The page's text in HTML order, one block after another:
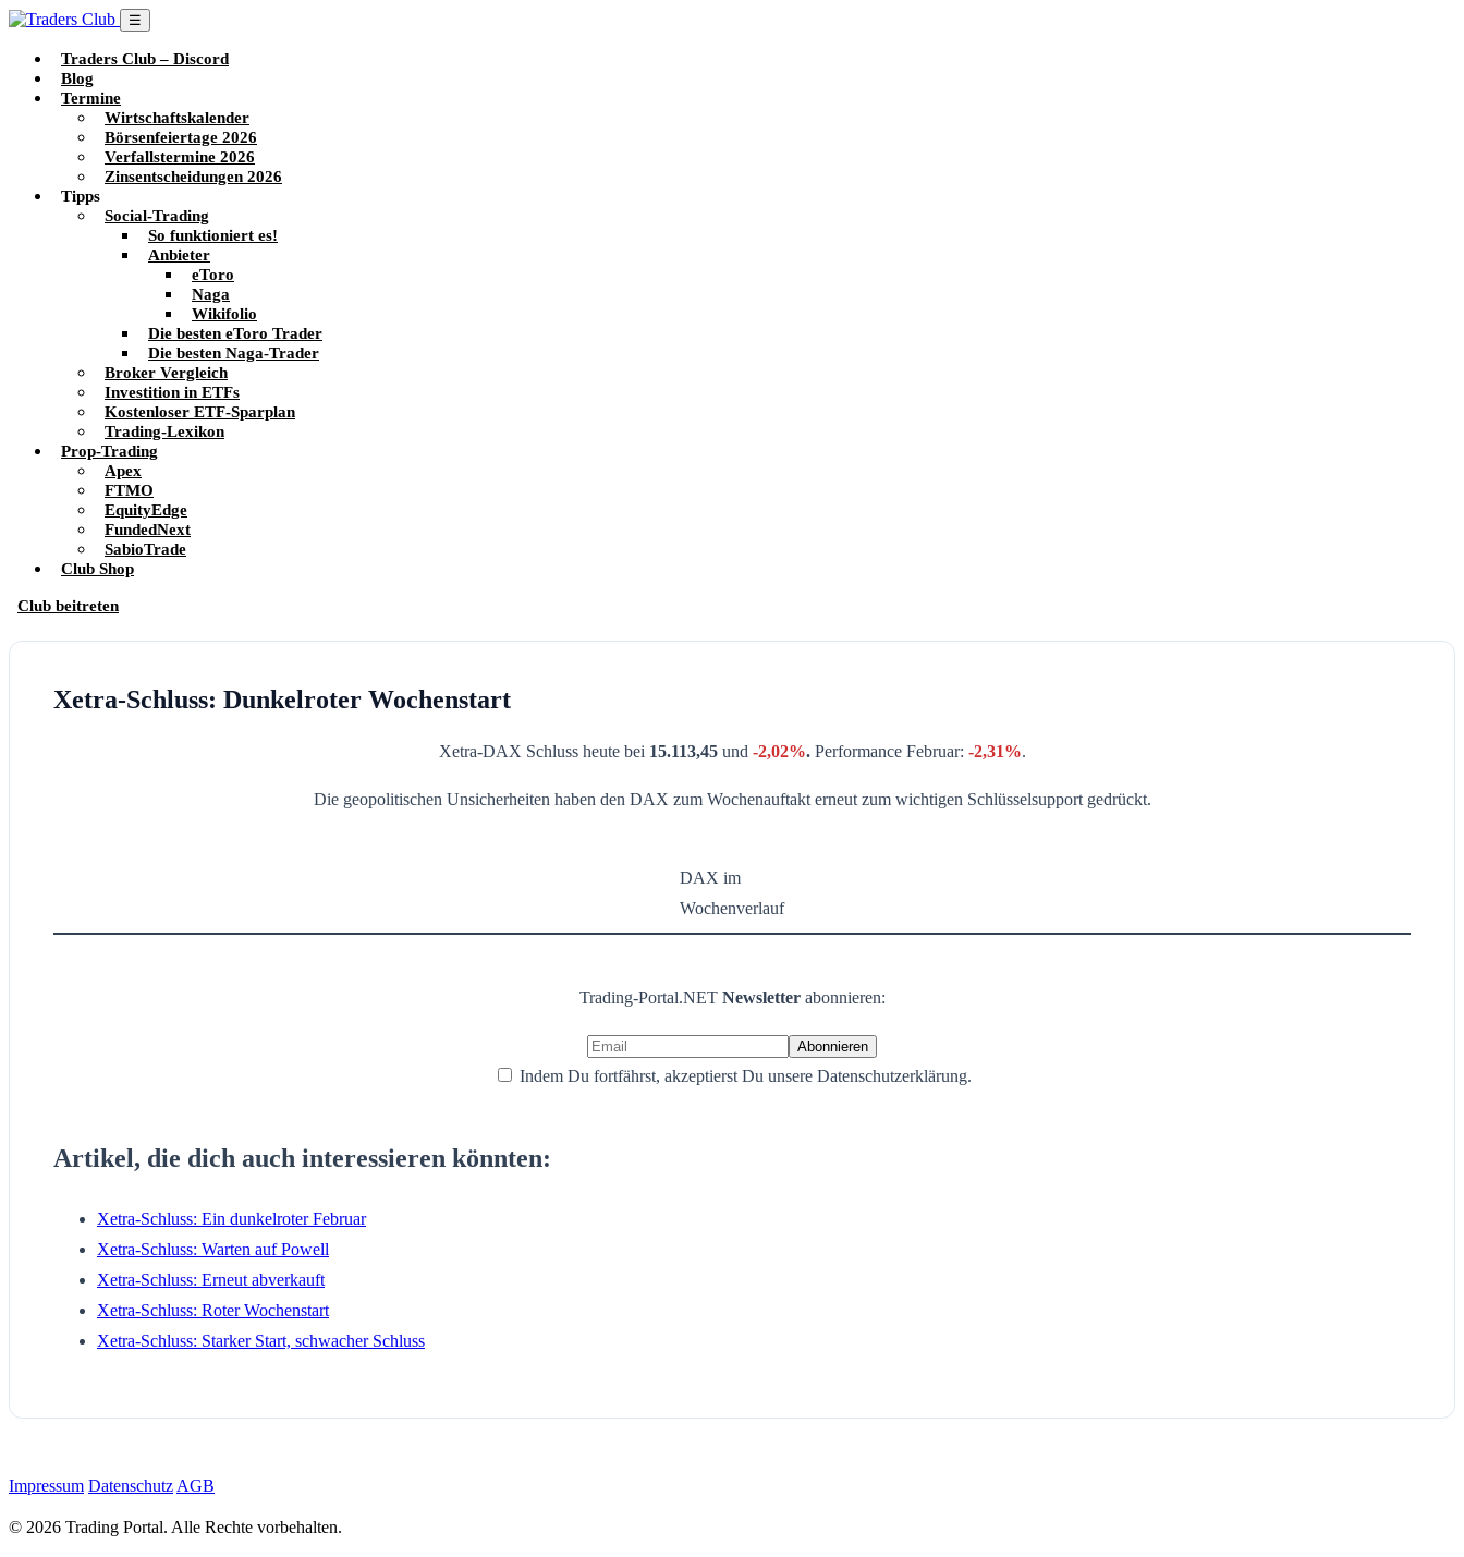
☰
Traders Club – Discord
Blog
Termine
Wirtschaftskalender
Börsenfeiertage 2026
Verfallstermine 2026
Zinsentscheidungen 2026
Tipps
Social-Trading
So funktioniert es!
Anbieter
eToro
Naga
Wikifolio
Die besten eToro Trader
Die besten Naga-Trader
Broker Vergleich
Investition in ETFs
Kostenloser ETF-Sparplan
Trading-Lexikon
Prop-Trading
Apex
FTMO
EquityEdge
FundedNext
SabioTrade
Club Shop
Club beitreten
Xetra-Schluss: Dunkelroter Wochenstart
Xetra-DAX Schluss heute bei 15.113,45und -2,02%.Performance Februar: -2,31%.
Die geopolitischen Unsicherheiten haben den DAX zum Wochenauftakt erneut zum wichtigen Schlüsselsupport gedrückt.
DAX im
Wochenverlauf
Trading-Portal.NET Newsletter abonnieren:
Indem Du fortfährst, akzeptierst Du unsere Datenschutzerklärung.
Artikel, die dich auch interessieren könnten:
Xetra-Schluss: Ein dunkelroter Februar
Xetra-Schluss: Warten auf Powell
Xetra-Schluss: Erneut abverkauft
Xetra-Schluss: Roter Wochenstart
Xetra-Schluss: Starker Start, schwacher Schluss
Impressum Datenschutz AGB
© 2026 Trading Portal. Alle Rechte vorbehalten.